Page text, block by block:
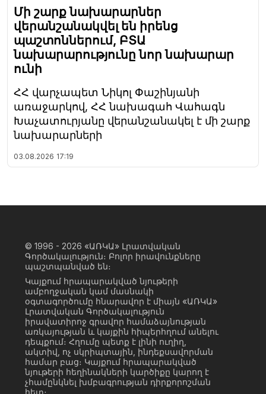
Մի շարք նախարարներ
վերանշանակվել են իրենց
պաշտոններում, ԲՏԱ
նախարարությունը նոր նախարար
ունի
ՀՀ վարչապետ Նիկոլ Փաշինյանի
առաջարկով, ՀՀ նախագահ Վահագն
Խաչատուրյանը վերանշանակել է մի շարք
նախարարների
03.08.2026 17:19
© 1996 - 2026 «ԱՌԿԱ» Լրատվական
Գործակալություն։ Բոլոր իրավունքները
պաշտպանված են։
Կայքում հրապարակված նյութերի
ամբողջական կամ մասնակի
օգտագործումը հնարավոր է միայն «ԱՌԿԱ»
Լրատվական Գործակալություն
իրավատիրոջ գրավոր համաձայնության
առկայության և կայքին հիպերհղում անելու
դեպքում։ Հղումը պետք է լինի ուղիղ,
ակտիվ, ոչ սկրիպտային, ինդեքսավորման
համար բաց։ Կայքում հրապարակված
նյութերի հեղինակների կարծիքը կարող է
չհամընկնել խմբագրության դիրքորոշման